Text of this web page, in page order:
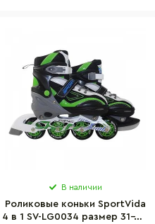
В наличии
Роликовые коньки SportVida
4 в 1 SV-LG0034 размер 31-34